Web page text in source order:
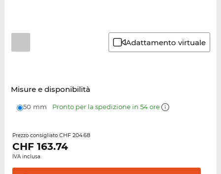
Adattamento virtuale
Misure e disponibilità
50 mm Pronto per la spedizione in 54 ore
Prezzo consigliato CHF 204.68
CHF 163.74
IVA inclusa.